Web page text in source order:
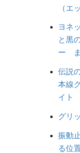
（エ
ヨネ
と黒
ー
伝説
本線
イト
グリ
振動
る位